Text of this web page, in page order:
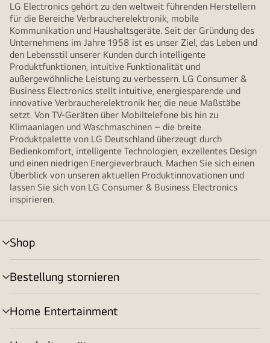
LG Electronics gehört zu den weltweit führenden Herstellern
für die Bereiche Verbraucherelektronik, mobile
Kommunikation und Haushaltsgeräte. Seit der Gründung des
Unternehmens im Jahre 1958 ist es unser Ziel, das Leben und
den Lebensstil unserer Kunden durch intelligente
Produktfunktionen, intuitive Funktionalität und
außergewöhnliche Leistung zu verbessern. LG Consumer &
Business Electronics stellt intuitive, energiesparende und
innovative Verbraucherelektronik her, die neue Maßstäbe
setzt. Von TV-Geräten über Mobiltelefone bis hin zu
Klimaanlagen und Waschmaschinen – die breite
Produktpalette von LG Deutschland überzeugt durch
Bedienkomfort, intelligente Technologien, exzellentes Design
und einen niedrigen Energieverbrauch. Machen Sie sich einen
Überblick von unseren aktuellen Produktinnovationen und
lassen Sie sich von LG Consumer & Business Electronics
inspirieren.
Shop
Menü
umschalten
Bestellung stornieren
Menü
umschalten
Home Entertainment
Menü
umschalten